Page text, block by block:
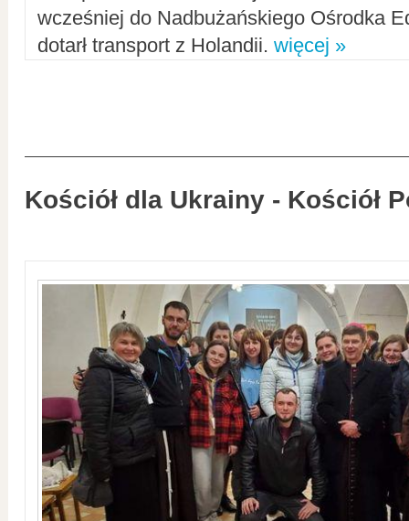
wcześniej do Nadbużańskiego Ośrodka
dotarł transport z Holandii. więcej »
Kościół dla Ukrainy - Kościół